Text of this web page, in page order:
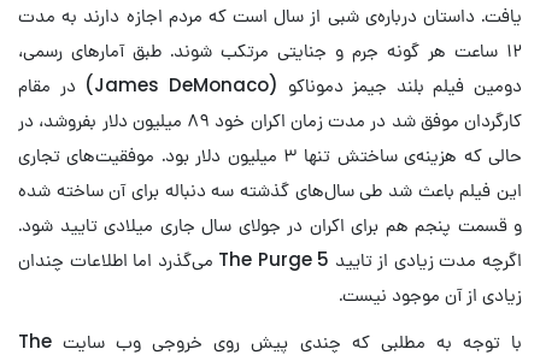
یافت. داستان درباره‌ی شبی از سال است که مردم اجازه دارند به مدت
۱۲ ساعت هر گونه جرم و جنایتی مرتکب شوند. طبق آمارهای رسمی،
دومین فیلم بلند جیمز دموناکو (James DeMonaco) در مقام
کارگردان موفق شد در مدت زمان اکران خود ۸۹ میلیون دلار بفروشد، در
حالی که هزینه‌ی ساختش تنها ۳ میلیون دلار بود. موفقیت‌های تجاری
این فیلم باعث شد طی سال‌های گذشته سه دنباله برای آن ساخته شده
و قسمت پنجم هم برای اکران در جولای سال جاری میلادی تایید شود.
اگرچه مدت زیادی از تایید The Purge 5 می‌گذرد اما اطلاعات چندان
زیادی از آن موجود نیست.
با توجه به مطلبی که چندی پیش روی خروجی وب سایت The